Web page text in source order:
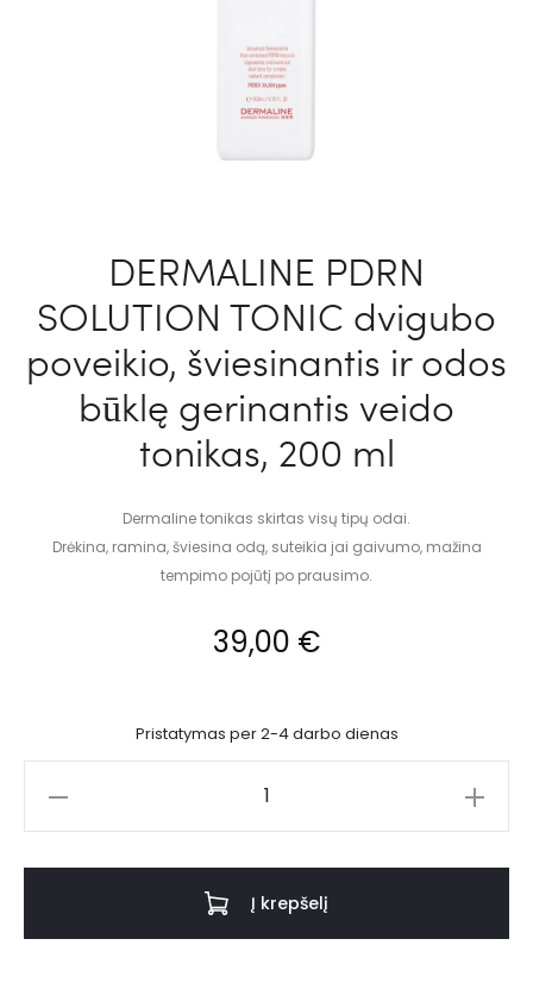
DERMALINE PDRN
SOLUTION TONIC dvigubo
poveikio, šviesinantis ir odos
būklę gerinantis veido
tonikas, 200 ml
Dermaline tonikas skirtas visų tipų odai.
Drėkina, ramina, šviesina odą, suteikia jai gaivumo, mažina
tempimo pojūtį po prausimo.
39,00 €
Pristatymas per 2-4 darbo dienas
Į krepšelį